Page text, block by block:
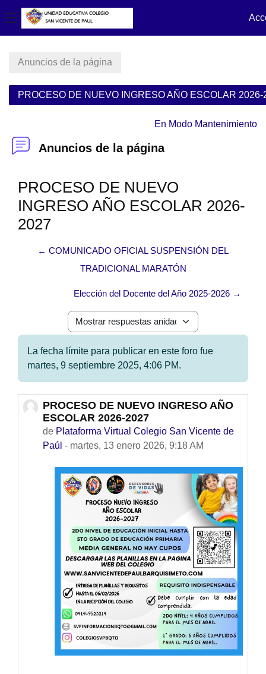
Panel lateral
Anuncios de la página
PROCESO DE NUEVO INGRESO AÑO ESCOLAR 2026-
En Modo Mantenimiento
Anuncios de la página
PROCESO DE NUEVO
INGRESO AÑO ESCOLAR 2026-
2027
← COMUNICADO OFICIAL SUSPENSIÓN DEL
TRADICIONAL MARATÓN
Elección del Docente del Año 2025-2026 →
Mostrar modo
La fecha límite para publicar en este foro fue
martes, 9 septiembre 2025, 4:06 PM.
PROCESO DE NUEVO INGRESO AÑO
ESCOLAR 2026-2027
de Plataforma Virtual Colegio San Vicente de
Paúl - martes, 13 enero 2026, 9:18 AM
Número de respuestas: 0